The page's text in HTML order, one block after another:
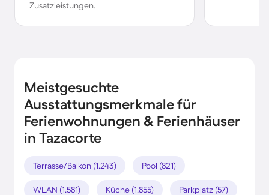
Zusatzleistungen.
Meistgesuchte
Ausstattungsmerkmale für
Ferienwohnungen & Ferienhäuser
in Tazacorte
Terrasse/Balkon (1.243) Pool (821)
WLAN (1.581) Küche (1.855) Parkplatz (57)